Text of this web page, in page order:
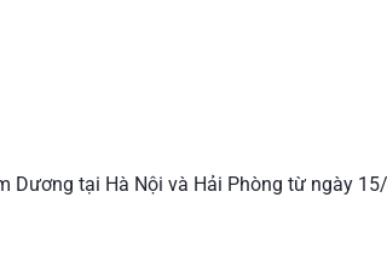
Dương tại Hà Nội và Hải Phòng từ ngày